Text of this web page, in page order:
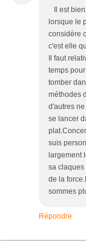
Il est
lorsque le
considère
c'est elle
Il faut
temps
tomber
méthodes
d'autres
se lancer
suis
largement
sa
de la
sommes
Répondre